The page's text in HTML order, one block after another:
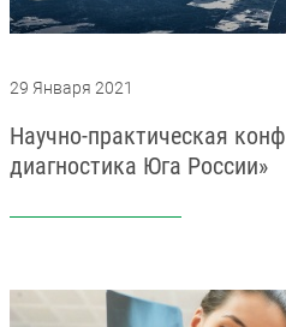
29 Января 2021
Научно-практическая
диагностика Юга России»